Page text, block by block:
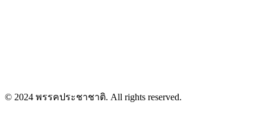
© 2024 พรรคประชาชาติ. All rights reserved.